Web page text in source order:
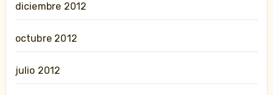
diciembre 2012
octubre 2012
julio 2012